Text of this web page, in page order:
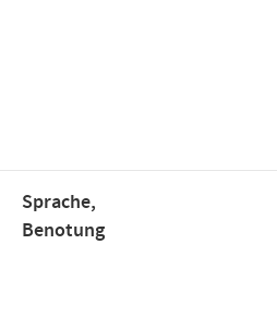
Sprache,
Benotung